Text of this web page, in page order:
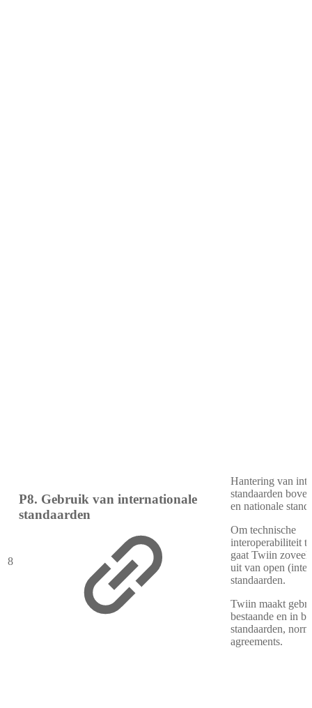
8
P8. Gebruik van internationale
standaarden
Hantering van
standaarden
en nationale
Om technische
interoperabiliteit
gaat Twiin
uit van open
standaarden.
Twiin maakt
bestaande en in
standaarden,
agreements.